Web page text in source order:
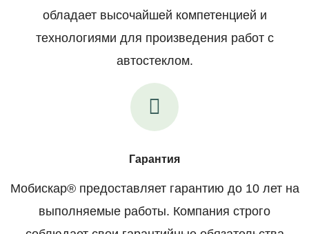
обладает высочайшей компетенцией и
технологиями для произведения работ с
автостеклом.
Гарантия
Мобискар® предоставляет гарантию до 10 лет на
выполняемые работы. Компания строго